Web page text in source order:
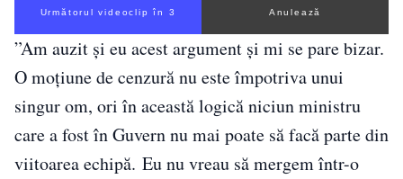
Următorul videoclip în 2 Anulează
”Am auzit și eu acest argument și mi se pare bizar.
O moțiune de cenzură nu este împotriva unui
singur om, ori în această logică niciun ministru
care a fost în Guvern nu mai poate să facă parte din
viitoarea echipă. Eu nu vreau să mergem într-o